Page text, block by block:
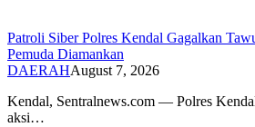
Patroli Siber Polres Kendal Gagalkan
Pemuda Diamankan
DAERAHAugust 7, 2026
Kendal, Sentralnews.com — Polres
aksi…